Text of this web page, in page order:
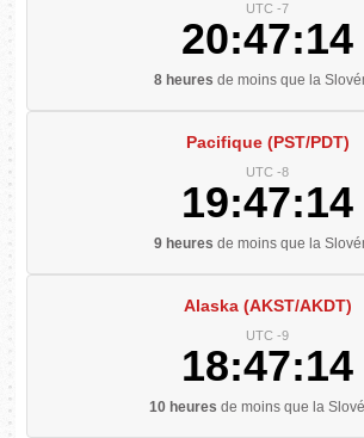
UTC -7
20:47:15
8 heures de moins que la
Pacifique (PST/PDT)
UTC -8
19:47:15
9 heures de moins que la
Alaska (AKST/AKDT)
UTC -9
18:47:15
10 heures de moins que la